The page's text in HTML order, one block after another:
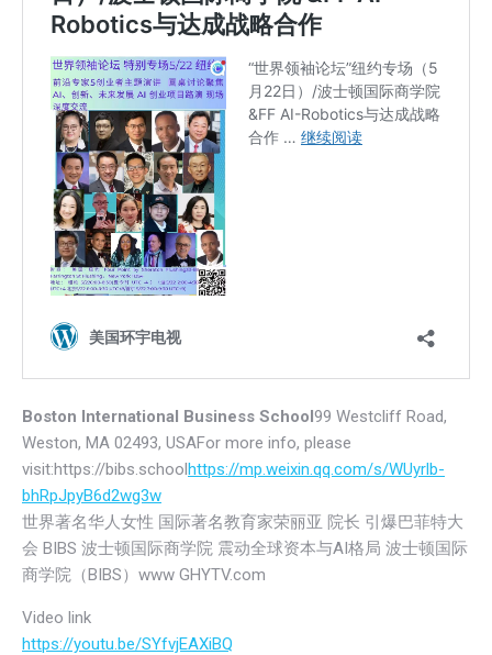
Boston International Business School99 Westcliff Road,
Weston, MA 02493, USAFor more info, please
visit:https://bibs.schoolhttps://mp.weixin.qq.com/s/WUyrlb-
bhRpJpyB6d2wg3w
世界著名华人女性 国际著名教育家荣丽亚 院长 引爆巴菲特大
会 BIBS 波士顿国际商学院 震动全球资本与AI格局 波士顿国际
商学院（BIBS）www GHYTV.com
Video link
https://youtu.be/SYfvjEAXiBQ